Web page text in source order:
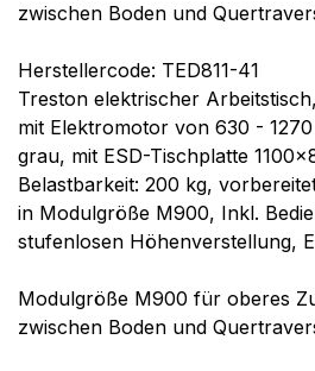
zwischen Boden und
Herstellercode: TED811-41
Treston elektrischer
mit Elektromotor von 630 -
grau, mit ESD-Tischplatte
Belastbarkeit: 200 kg,
in Modulgröße M900, Inkl.
stufenlosen Höhenverstellung,
Modulgröße M900 für oberes
zwischen Boden und